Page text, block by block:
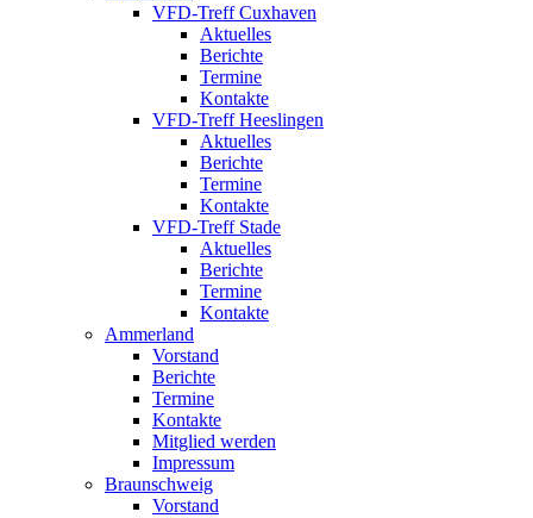
VFD-Treff Cuxhaven
Aktuelles
Berichte
Termine
Kontakte
VFD-Treff Heeslingen
Aktuelles
Berichte
Termine
Kontakte
VFD-Treff Stade
Aktuelles
Berichte
Termine
Kontakte
Ammerland
Vorstand
Berichte
Termine
Kontakte
Mitglied werden
Impressum
Braunschweig
Vorstand